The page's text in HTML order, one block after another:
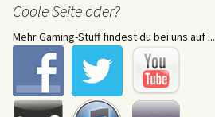
Coole Seite oder?
Mehr Gaming-Stuff findest du bei uns auf ...